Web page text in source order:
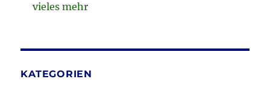
vieles mehr
KATEGORIEN